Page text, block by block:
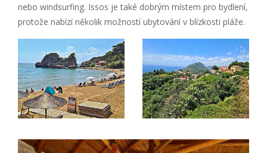
nebo windsurfing. Issos je také dobrým místem pro bydlení,
protože nabízí několik možností ubytování v blízkosti pláže.